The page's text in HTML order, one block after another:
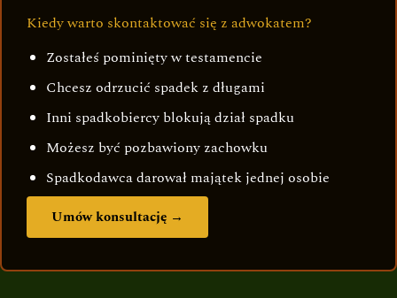
Kiedy warto skontaktować się z adwokatem?
Zostałeś pominięty w testamencie
Chcesz odrzucić spadek z długami
Inni spadkobiercy blokują dział spadku
Możesz być pozbawiony zachowku
Spadkodawca darował majątek jednej osobie
Umów konsultację →